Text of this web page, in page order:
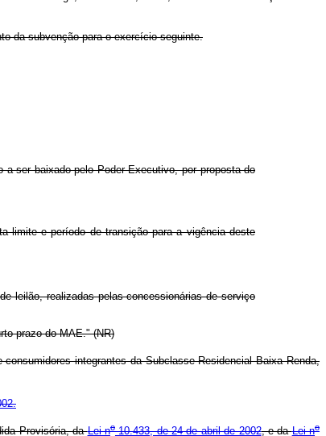
da subvenção para o exercício seguinte.
ser baixado pelo Poder Executivo, por proposta do
limite e período de transição para a vigência deste
leilão, realizadas pelas concessionárias de serviço
prazo do MAE." (NR)
integrantes da Subclasse Residencial Baixa Renda,
Provisória, daLei no10.433, de 24 de abril de 2002, e daLei no